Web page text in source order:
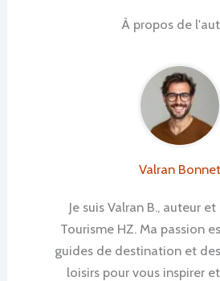
À propos de
Valran Bonnet
Je suis Valran B., auteur
Tourisme HZ. Ma passion
guides de destination et
loisirs pour vous inspirer